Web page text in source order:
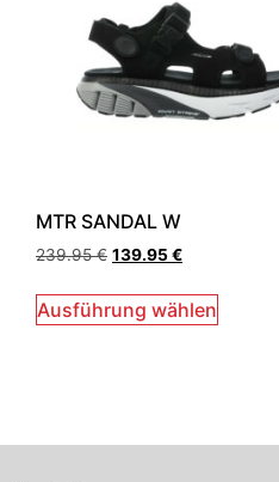
MTR SANDAL W
239.95€ 139.95€
Ausführung wählen